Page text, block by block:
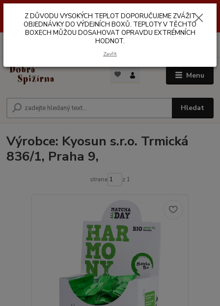
VÝDEJNÍCH BOXŮ. TEPLOTA V TĚCHTO BOXECH MŮŽE DOSAHOVAT
OPRAVDU EXTRÉMNÍCH HODNOT.
Menu
Hledat
Výrobce: Kyosun s.r.o. Trmická
836/1, Praha 9,
strana z 1
Z DŮVODU VYSOKÝCH TEPLOT DOPORUČUJEME ZVÁŽIT
OBJEDNÁVKY DO VÝDEJNÍCH BOXŮ. TEPLOTY V TĚCHTO
BOXECH MŮŽOU DOSAHOVAT OPRAVDU EXTRÉMNÍCH
HODNOT.
Zavřít